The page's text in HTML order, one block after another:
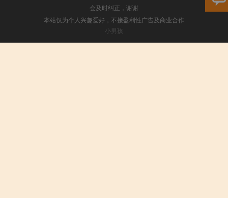
会及时纠正，谢谢
本站仅为个人兴趣爱好，不接盈利性广告及商业合作
小男孩